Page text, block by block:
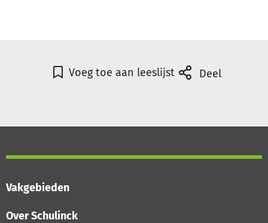
Voeg toe aan leeslijst Deel
Vakgebieden
Over Schulinck